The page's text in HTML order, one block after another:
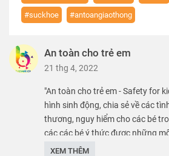
#suckhoe #antoangiaothong
An toàn cho trẻ em
21 thg 4, 2022
"An toàn cho trẻ em - Safety for
hình sinh động, chia sẻ về các
thương, nguy hiểm cho các bé
các các bé ý thức được những
ra, nhằm mang lại môi trường
XEM THÊM